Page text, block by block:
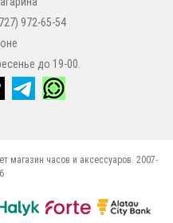
972-65-54
до 19-00.
магазин часов и аксессуаров. 2007-